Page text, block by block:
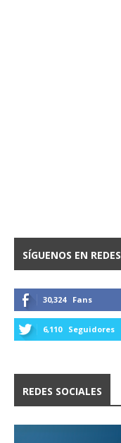
SÍGUENOS EN REDES
30,324 Fans
6,110 Seguidores
REDES SOCIALES